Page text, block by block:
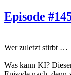
Episode
Wer zuletzt stirbt …
Was kann KI?